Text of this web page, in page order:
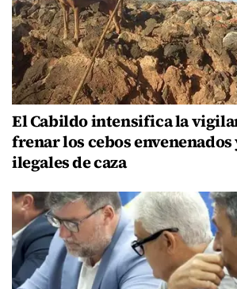
El Cabildo intensifica la
frenar los cebos
ilegales de caza